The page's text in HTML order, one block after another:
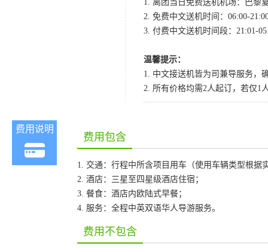
1. 离团当日免费送机机场：巴黎
2. 免费中文送机时间：06:00-
3. 付费中文送机时间段：21:01-
温馨提示：
1. 中文接送机皆为司兼导服务，
2. 所有价格均需2人起订，若仅1
费用说明
费用包含
1. 交通：行程中所含项目用车（使用车辆类型根
2. 酒店：三星至四星级酒店住宿；
3. 餐食：酒店内欧陆式早餐；
4. 服务：全程中英双语华人导游服务。
费用不包含